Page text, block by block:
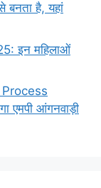
बनता है, यहां
इन महिलाओं
एमपी आंगनवाड़ी